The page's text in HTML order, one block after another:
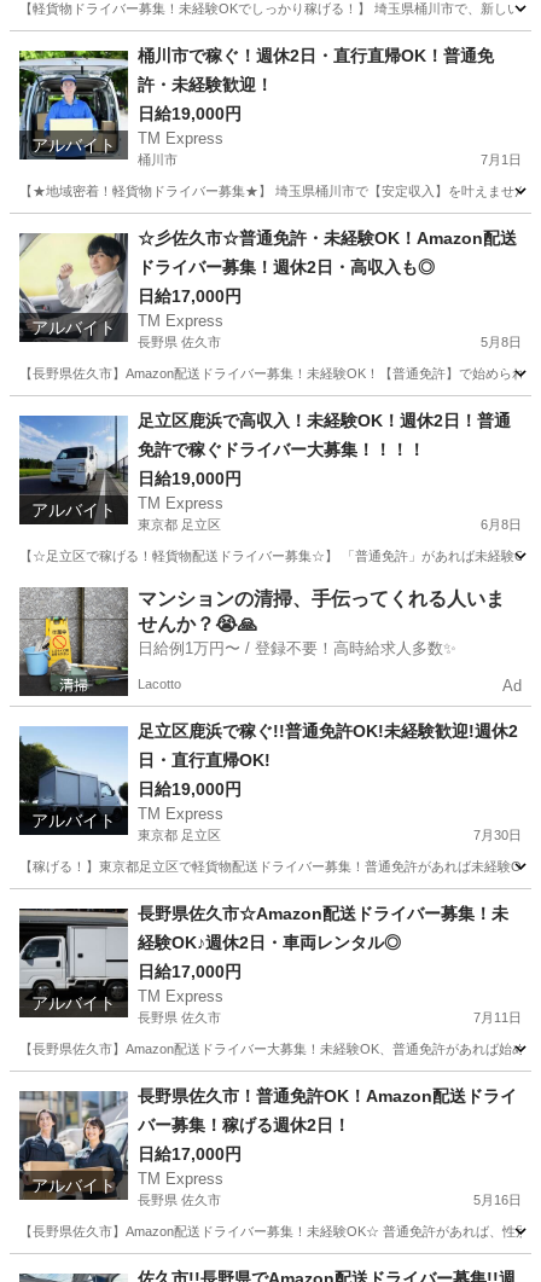
【軽貨物ドライバー募集！未経験OKでしっかり稼げる！】 埼玉県桶川市で、新しい
ドライバー 社用車
アルバイト
桶川市で稼ぐ！週休2日・直行直帰OK！普通免
許・未経験歓迎！
日給19,000円
TM Express
桶川市 7月1日
【★地域密着！軽貨物ドライバー募集★】 埼玉県桶川市で【安定収入】を叶えません
ドライバー 社用車
アルバイト
☆彡佐久市☆普通免許・未経験OK！Amazon配送
ドライバー募集！週休2日・高収入も◎
日給17,000円
TM Express
長野県 佐久市 5月8日
【長野県佐久市】Amazon配送ドライバー募集！未経験OK！【普通免許】で始めら
ドライバー Amazon
アルバイト
足立区鹿浜で高収入！未経験OK！週休2日！普通
免許で稼ぐドライバー大募集！！！！
日給19,000円
TM Express
東京都 足立区 6月8日
【☆足立区で稼げる！軽貨物配送ドライバー募集☆】 「普通免許」があれば未経験
東京 足立区 ドライバー 社用車
マンションの清掃、手伝ってくれる人いま
せんか？😭🙏
日給例1万円〜 / 登録不要！高時給求人多数✨
Lacotto Ad
アルバイト
足立区鹿浜で稼ぐ!!普通免許OK!未経験歓迎!週休2
日・直行直帰OK!
日給19,000円
TM Express
東京都 足立区 7月30日
【稼げる！】東京都足立区で軽貨物配送ドライバー募集！普通免許があれば未経験
ドライバー
アルバイト
長野県佐久市☆Amazon配送ドライバー募集！未
経験OK♪週休2日・車両レンタル◎
日給17,000円
TM Express
長野県 佐久市 7月11日
【長野県佐久市】Amazon配送ドライバー大募集！未経験OK、普通免許があれば始
ドライバー Amazon
アルバイト
長野県佐久市！普通免許OK！Amazon配送ドライ
バー募集！稼げる週休2日！
日給17,000円
TM Express
長野県 佐久市 5月16日
【長野県佐久市】Amazon配送ドライバー募集！未経験OK☆ 普通免許があれば、性
ドライバー Amazon